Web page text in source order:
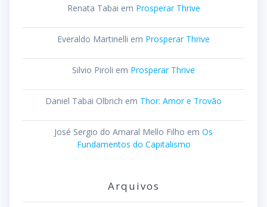
Renata Tabai em Prosperar Thrive
Everaldo Martinelli em Prosperar Thrive
Silvio Piroli em Prosperar Thrive
Daniel Tabai Olbrich em Thor: Amor e Trovão
José Sergio do Amaral Mello Filho em Os
Fundamentos do Capitalismo
Arquivos